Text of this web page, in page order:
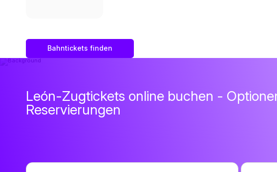
Bahntickets finden
León-Zugtickets online buchen -
Reservierungen